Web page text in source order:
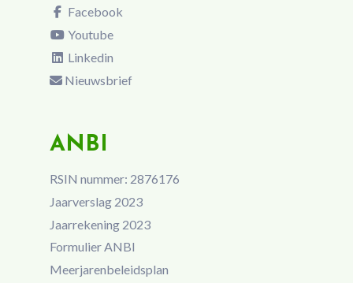
Facebook
Youtube
Linkedin
Nieuwsbrief
ANBI
RSIN nummer: 2876176
Jaarverslag 2023
Jaarrekening 2023
Formulier ANBI
Meerjarenbeleidsplan